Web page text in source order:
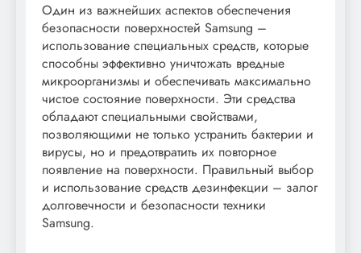
Один из важнейших аспектов обеспечения
безопасности поверхностей Samsung –
использование специальных средств, которые
способны эффективно уничтожать вредные
микроорганизмы и обеспечивать максимально
чистое состояние поверхности. Эти средства
обладают специальными свойствами,
позволяющими не только устранить бактерии и
вирусы, но и предотвратить их повторное
появление на поверхности. Правильный выбор
и использование средств дезинфекции – залог
долговечности и безопасности техники
Samsung.